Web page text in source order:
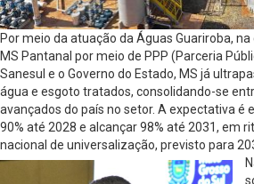
Por meio da atuação da Águas Guariroba,
MS Pantanal por meio de PPP (Parceria
Sanesul e o Governo do Estado, MS já
água e esgoto tratados, consolidando-se
avançados do país no setor. A expectativa é
90% até 2028 e alcançar 98% até 2031, em
nacional de universalização, previsto para